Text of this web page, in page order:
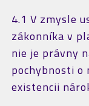
4.1 V zmysle
zákonníka v
nie je právny
pochybnosti o
existencii